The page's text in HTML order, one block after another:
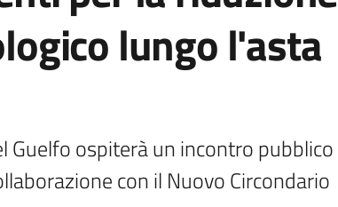
lungo l'asta
Guelfo ospiterà un incontro pubblico
con il Nuovo Circondario